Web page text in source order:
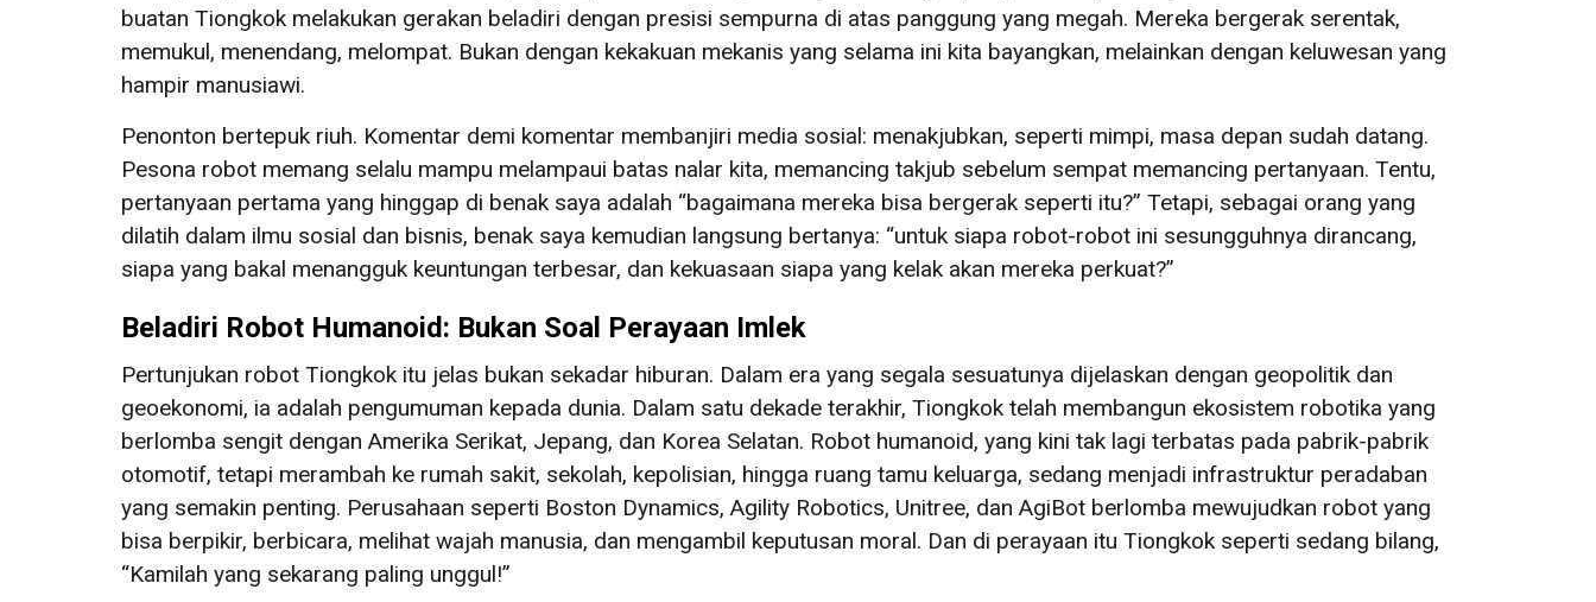
buatan Tiongkok melakukan gerakan beladiri dengan presisi sempurna di atas panggung yang megah. Mereka bergerak serentak,
memukul, menendang, melompat. Bukan dengan kekakuan mekanis yang selama ini kita bayangkan, melainkan dengan keluwesan yang
hampir manusiawi.
Penonton bertepuk riuh. Komentar demi komentar membanjiri media sosial: menakjubkan, seperti mimpi, masa depan sudah datang.
Pesona robot memang selalu mampu melampaui batas nalar kita, memancing takjub sebelum sempat memancing pertanyaan. Tentu,
pertanyaan pertama yang hinggap di benak saya adalah “bagaimana mereka bisa bergerak seperti itu?” Tetapi, sebagai orang yang
dilatih dalam ilmu sosial dan bisnis, benak saya kemudian langsung bertanya: “untuk siapa robot-robot ini sesungguhnya dirancang,
siapa yang bakal menangguk keuntungan terbesar, dan kekuasaan siapa yang kelak akan mereka perkuat?”
Beladiri Robot Humanoid: Bukan Soal Perayaan Imlek
Pertunjukan robot Tiongkok itu jelas bukan sekadar hiburan. Dalam era yang segala sesuatunya dijelaskan dengan geopolitik dan
geoekonomi, ia adalah pengumuman kepada dunia. Dalam satu dekade terakhir, Tiongkok telah membangun ekosistem robotika yang
berlomba sengit dengan Amerika Serikat, Jepang, dan Korea Selatan. Robot humanoid, yang kini tak lagi terbatas pada pabrik-pabrik
otomotif, tetapi merambah ke rumah sakit, sekolah, kepolisian, hingga ruang tamu keluarga, sedang menjadi infrastruktur peradaban
yang semakin penting. Perusahaan seperti Boston Dynamics, Agility Robotics, Unitree, dan AgiBot berlomba mewujudkan robot yang
bisa berpikir, berbicara, melihat wajah manusia, dan mengambil keputusan moral. Dan di perayaan itu Tiongkok seperti sedang bilang,
“Kamilah yang sekarang paling unggul!”